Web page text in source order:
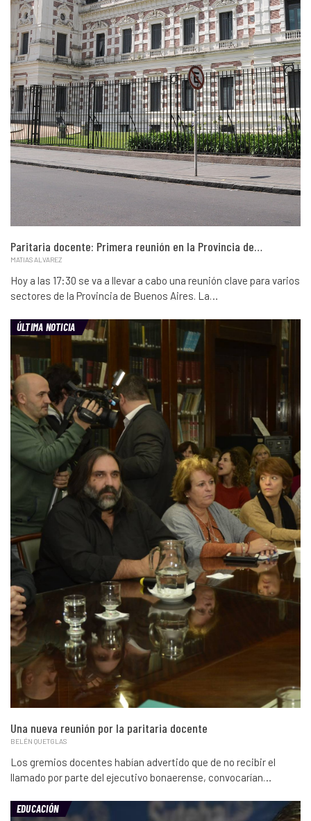
Paritaria docente: Primera reunión en la Provincia de…
MATIAS ALVAREZ
Hoy a las 17:30 se va a llevar a cabo una reunión clave para varios
sectores de la Provincia de Buenos Aires. La…
ÚLTIMA NOTICIA
Una nueva reunión por la paritaria docente
BELÉN QUETGLAS
Los gremios docentes habían advertido que de no recibir el
llamado por parte del ejecutivo bonaerense, convocarían…
EDUCACIÓN